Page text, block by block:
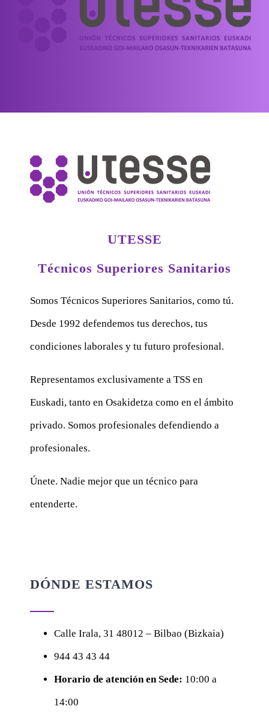
UTESSE
Técnicos Superiores Sanitarios
Somos Técnicos Superiores Sanitarios, como tú.
Desde 1992 defendemos tus derechos, tus
condiciones laborales y tu futuro profesional.
Representamos exclusivamente a TSS en
Euskadi, tanto en Osakidetza como en el ámbito
privado. Somos profesionales defendiendo a
profesionales.
Únete. Nadie mejor que un técnico para
entenderte.
DÓNDE ESTAMOS
Calle Irala, 31 48012 – Bilbao (Bizkaia)
944 43 43 44
Horario de atención en Sede: 10:00 a
14:00